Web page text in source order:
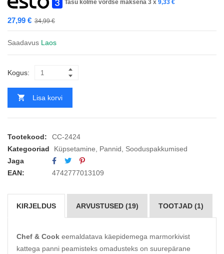
Tasu kolme võrdse maksena 3 x 9,33 €
34,99€
27,99 €
Saadavus Laos
Kogus:
Lisa korvi
Tootekood:
CC-2424
Kategooriad
Küpsetamine Pannid
Sooduspakkumised
Jaga
EAN:
4742777013109
KIRJELDUS ARVUSTUSED (19) TOOTJAD (1)
Chef & Cook eemaldatava käepidemega marmorkivist
kattega panni peamisteks omadusteks on suurepärane